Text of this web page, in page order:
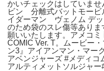
かいチェックはしていま
ビン 分離式バットモー
イダーマン ヴェノム デ
のため袋のスレ傷等あり
願いいたします。アメコ
COMIC Ver. T。ムービー
ン3』アイアンマン・マー
アベンジャーズ #メディコ
アルティメットソルジャ